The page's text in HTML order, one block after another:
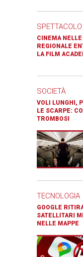
SPETTACOLO
CINEMA
REGIONALE
LA FILM
SOCIETÀ
VOLI LUNGHI,
LE SCARPE:
TROMBOSI
TECNOLOGIA
GOOGLE
SATELLITARI
NELLE MAPPE